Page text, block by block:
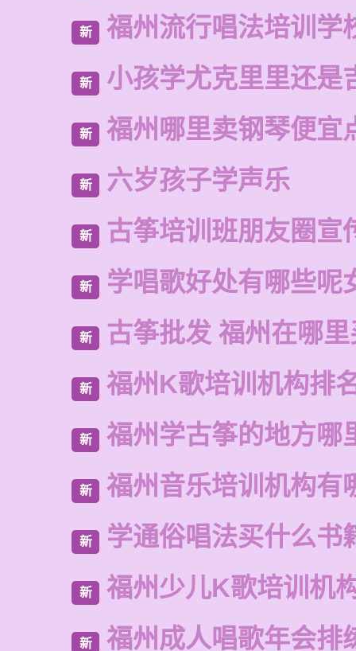
新 福州流行唱法培训学
新 小孩学尤克里里还是
新 福州哪里卖钢琴便宜
新 六岁孩子学声乐
新 古筝培训班朋友圈宣
新 学唱歌好处有哪些呢
新 古筝批发 福州在哪
新 福州K歌培训机构排
新 福州学古筝的地方哪
新 福州音乐培训机构有
新 学通俗唱法买什么书
新 福州少儿K歌培训机
新 福州成人唱歌年会排